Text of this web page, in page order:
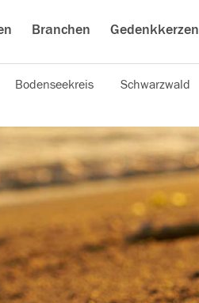
Branchen Gedenkkerzen
Bodenseekreis Schwarzwald